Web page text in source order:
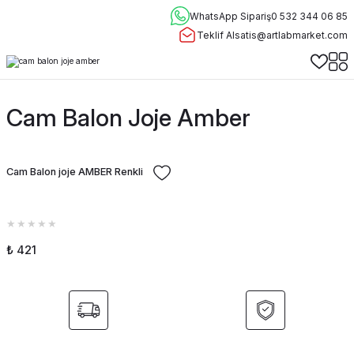
WhatsApp Sipariş0 532 344 06 85
Teklif Alsatis@artlabmarket.com
Cam Balon Joje Amber
Cam Balon joje AMBER Renkli
₺ 421